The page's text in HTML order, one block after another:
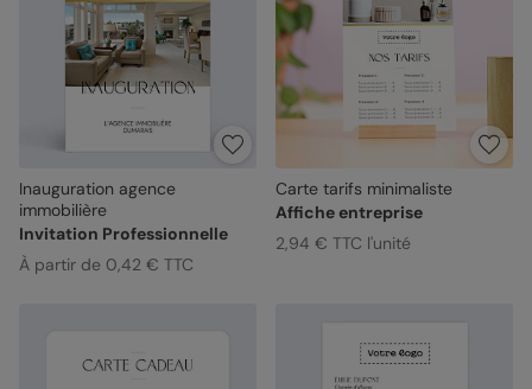
Inauguration agence
immobilière
Invitation Professionnelle
À partir de 0,42 € TTC
Carte tarifs minimaliste
Affiche entreprise
2,94 € TTC l'unité